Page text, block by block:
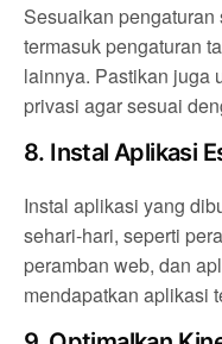
Sesuaikan
termasuk pengaturan
lainnya. Pastikan juga
privasi agar sesuai
8. Instal Aplikasi
Instal aplikasi yang
sehari-hari, seperti
peramban web, dan
mendapatkan aplikasi